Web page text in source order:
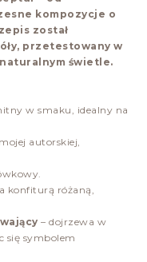
kompozycje o
został
przetestowany w
świetle.
w smaku, idealny na
autorskiej,
konfiturą różaną,
– dojrzewa w
się symbolem